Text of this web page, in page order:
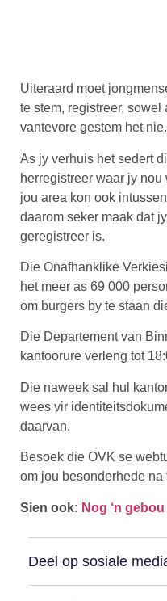
Uiteraard moet
te stem, registreer,
vantevore gestem het nie.
As jy verhuis het sedert
herregistreer waar jy
jou area kon ook
daarom seker maak dat
geregistreer is.
Die Onafhanklike
het meer as 69 000
om burgers by te staan
Die Departement van
kantoorure verleng tot
Die naweek sal hul
wees vir
daarvan.
Besoek die OVK se
om jou besonderhede na
Sien ook: Nog ‘n
Deel op sosiale